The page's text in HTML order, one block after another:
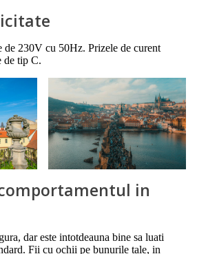
de 230V cu 50Hz. Prizele de curent
de tip C.
in
dar este intotdeauna bine sa luati
Fii cu ochii pe bunurile tale, in